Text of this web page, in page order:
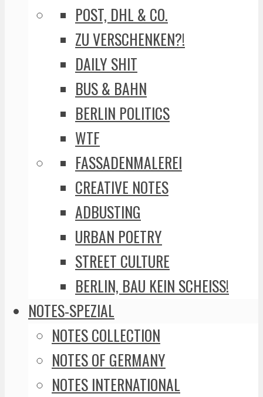
POST, DHL & CO.
ZU VERSCHENKEN?!
DAILY SHIT
BUS & BAHN
BERLIN POLITICS
WTF
FASSADENMALEREI
CREATIVE NOTES
ADBUSTING
URBAN POETRY
STREET CULTURE
BERLIN, BAU KEIN SCHEISS!
NOTES-SPEZIAL
NOTES COLLECTION
NOTES OF GERMANY
NOTES INTERNATIONAL